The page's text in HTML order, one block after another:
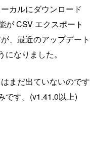
カルにダウンロード
が CSV エクスポート
、最近のアップデート
なりました。
まだ出ていないのです
です。(v1.41.0以上)